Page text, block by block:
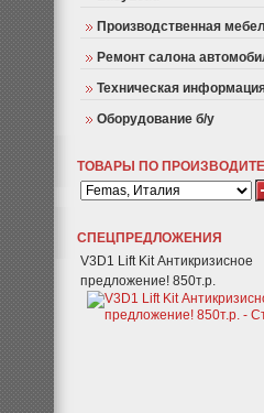
Производственная
Ремонт салона
Техническая
Оборудование б/у
ТОВАРЫ ПО
СПЕЦПРЕДЛОЖЕНИЯ
V3D1 Lift Kit Антикризисное
предложение! 850т.р.